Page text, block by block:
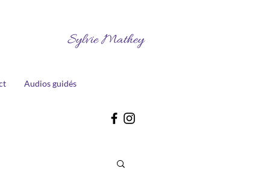
Audios guidés
Sylvie Mathey